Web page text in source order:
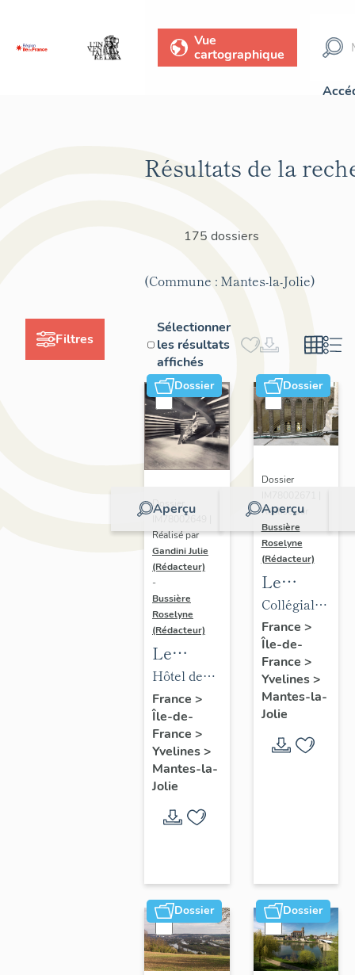
Vue
cartographique
Filtres
Résultats de la
175 dossiers
(Commune : Mantes-la-Jolie)
Sélectionner
les résultats
affichés
Dossier
Aperçu
Dossier
IM78002649 |
Réalisé par
Gandini Julie
(Rédacteur)
-
Bussière
Roselyne
(Rédacteur)
Le
mobilier
de l'hôtel
de ville
Hôtel de
ville
France >
Île-de-
France >
Yvelines>
Mantes-la-
Jolie
Dossier
Aperçu
Dossier
Réalisé par
Bussière
Roselyne
(Rédacteur)
Le
mobilier
de la
collégiale
Collégiale
Notre-
Dame
France >
Île-de-
France >
Yvelines>
Mantes-la-
Jolie
Dossier Dossier